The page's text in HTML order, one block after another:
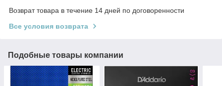
Возврат товара в течение 14 дней по договоренности
Все условия возврата
Подобные товары компании